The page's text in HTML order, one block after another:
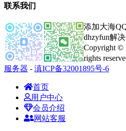
联系我们
添加大海
dhzyfun解
Copyright ©
rights
服务器 - 滇ICP备32001895号-6
首页
用户中心
会员介绍
网站客服